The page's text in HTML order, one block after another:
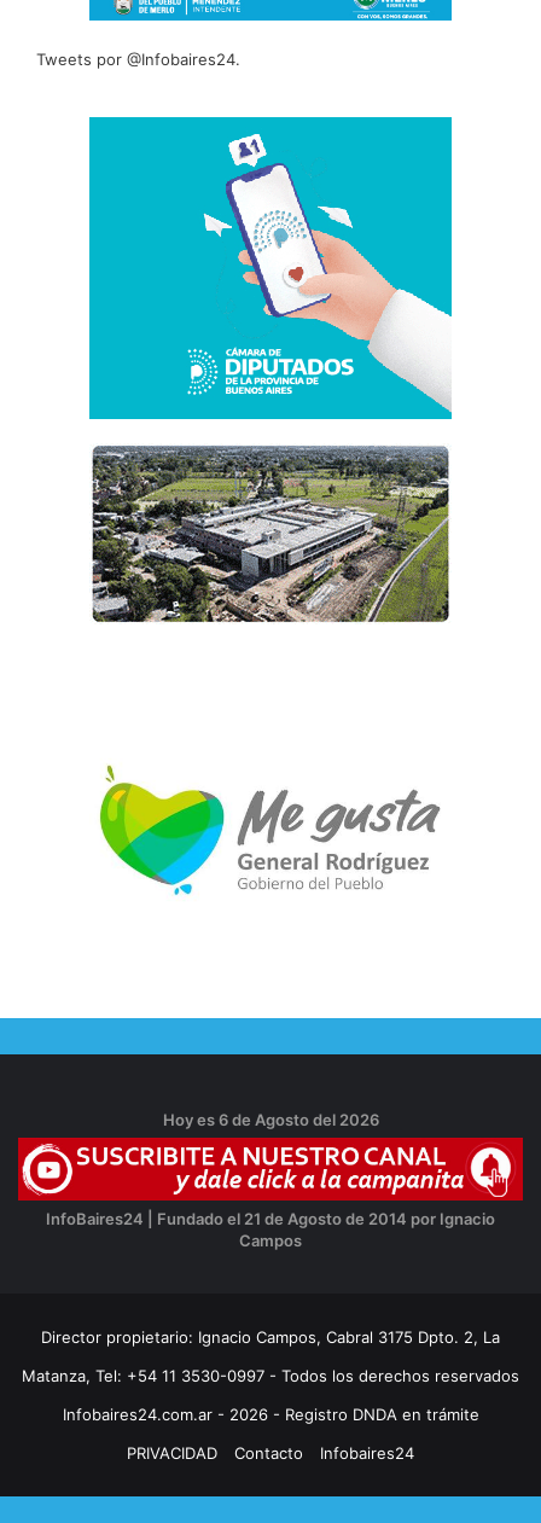
Tweets por @Infobaires24.
Hoy es 6 de Agosto del 2026
InfoBaires24 | Fundado el 21 de Agosto de 2014 por Ignacio
Campos
Director propietario: Ignacio Campos, Cabral 3175 Dpto. 2, La
Matanza, Tel: +54 11 3530-0997 - Todos los derechos reservados
Infobaires24.com.ar - 2026 - Registro DNDA en trámite
PRIVACIDAD
Contacto Infobaires24